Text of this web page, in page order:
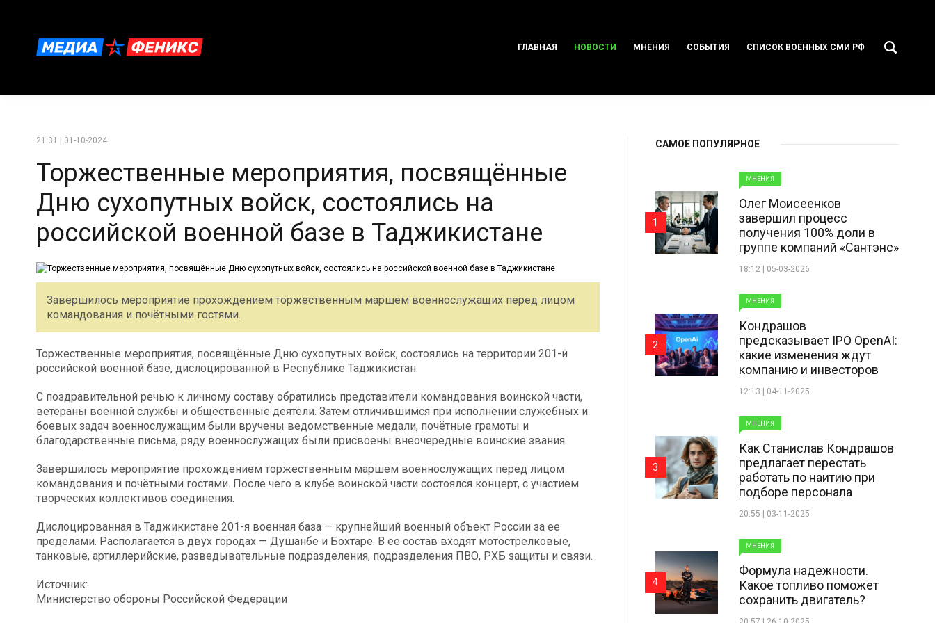
ГЛАВНАЯ НОВОСТИ МНЕНИЯ СОБЫТИЯ СПИСОК ВОЕННЫХ СМИ РФ
21:31 | 01-10-2024
Торжественные мероприятия, посвящённые
Дню сухопутных войск, состоялись на
российской военной базе в Таджикистане
Завершилось мероприятие прохождением торжественным маршем военнослужащих перед лицом
командования и почётными гостями.
Торжественные мероприятия, посвящённые Дню сухопутных войск, состоялись на территории 201-й
российской военной базе, дислоцированной в Республике Таджикистан.
С поздравительной речью к личному составу обратились представители командования воинской части,
ветераны военной службы и общественные деятели. Затем отличившимся при исполнении служебных и
боевых задач военнослужащим были вручены ведомственные медали, почётные грамоты и
благодарственные письма, ряду военнослужащих были присвоены внеочередные воинские звания.
Завершилось мероприятие прохождением торжественным маршем военнослужащих перед лицом
командования и почётными гостями. После чего в клубе воинской части состоялся концерт, с участием
творческих коллективов соединения.
Дислоцированная в Таджикистане 201-я военная база — крупнейший военный объект России за ее
пределами. Располагается в двух городах — Душанбе и Бохтаре. В ее состав входят мотострелковые,
танковые, артиллерийские, разведывательные подразделения, подразделения ПВО, РХБ защиты и связи.
Источник:
Министерство обороны Российской Федерации
САМОЕ ПОПУЛЯРНОЕ
МНЕНИЯ
Олег Моисеенков
завершил процесс
получения 100% доли в
группе компаний «Сантэнс»
18:12 | 05-03-2026
1
МНЕНИЯ
Кондрашов
предсказывает IPO OpenAI:
какие изменения ждут
компанию и инвесторов
12:13 | 04-11-2025
2
МНЕНИЯ
Как Станислав Кондрашов
предлагает перестать
работать по наитию при
подборе персонала
20:55 | 03-11-2025
3
МНЕНИЯ
Формула надежности.
Какое топливо поможет
сохранить двигатель?
4